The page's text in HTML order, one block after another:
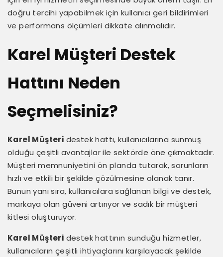
doğru tercihi yapabilmek için kullanıcı geri bildirimleri
ve performans ölçümleri dikkate alınmalıdır.
Karel Müşteri Destek
Hattını Neden
Seçmelisiniz?
Karel Müşteri destek hattı, kullanıcılarına sunmuş
olduğu çeşitli avantajlar ile sektörde öne çıkmaktadır.
Müşteri memnuniyetini ön planda tutarak, sorunların
hızlı ve etkili bir şekilde çözülmesine olanak tanır.
Bunun yanı sıra, kullanıcılara sağlanan bilgi ve destek,
markaya olan güveni artırıyor ve sadık bir müşteri
kitlesi oluşturuyor.
Karel Müşteri destek hattının sunduğu hizmetler,
kullanıcıların çeşitli ihtiyaçlarını karşılayacak şekilde